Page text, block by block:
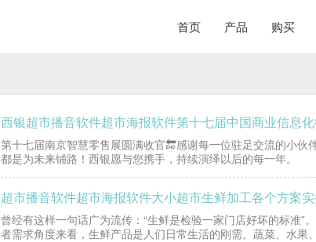
首页 产品 购买
西银超市播音软件超市海报软件第十七届中国商业信息
第十七届南京智慧零售展圆满收官🔚​感谢每一位驻足交流的小伙
都是为未来铺路！西银愿与您携手，持续演绎以后的每一年。
超市播音软件超市海报软件大小超市生鲜加工各个方案
曾经有这样一句话广为流传：“生鲜是检验一家门店好坏的标准
者需求角度来看，生鲜产品是人们日常生活的刚需。蔬菜、水